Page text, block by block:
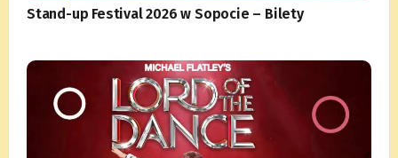
Stand-up Festival 2026 w Sopocie – Bilety